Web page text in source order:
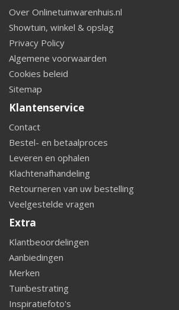
Over Onlinetuinwarenhuis.nl
Showtuin, winkel & opslag
Privacy Policy
Algemene voorwaarden
Cookies beleid
Sitemap
Klantenservice
Contact
Bestel- en betaalproces
Leveren en ophalen
Klachtenafhandeling
Retourneren van uw bestelling
Veelgestelde vragen
Extra
Klantbeoordelingen
Aanbiedingen
Merken
Tuinbestrating
Inspiratiefoto's